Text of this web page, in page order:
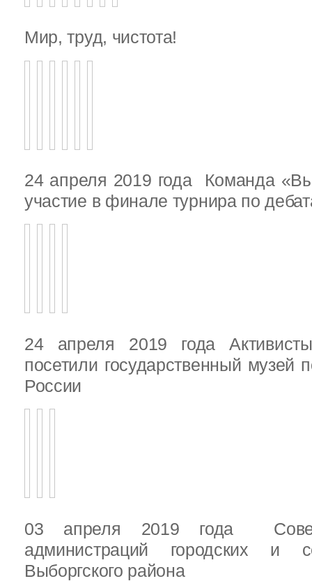
Мир, труд, чистота!
24 апреля 2019 года Команда
участие в финале турнира по
24 апреля 2019 года
посетили государственный музей
России
03 апреля 2019 года
администраций городских и
Выборгского района